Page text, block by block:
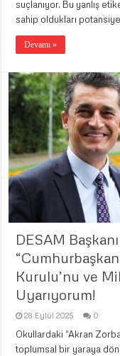
suçlanıyor. Bu yanlış
sahip oldukları
Devamı »
DESAM
Kurulu’nu ve
Uyarıyorum!
28 Eylül 2025 0
Okullardaki “Akran
toplumsal bir yaraya